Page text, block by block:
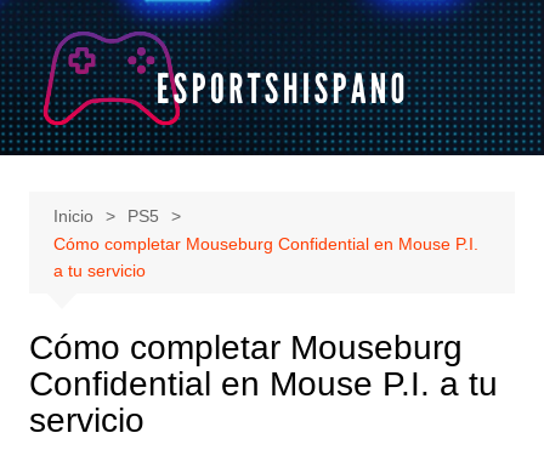
Saltar
al
contenido
Inicio
PS5
Cómo completar Mouseburg Confidential en Mouse P.I.
a tu servicio
Cómo completar Mouseburg
Confidential en Mouse P.I. a tu
servicio